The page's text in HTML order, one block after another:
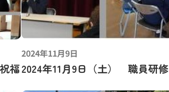
福
2024年11月9日
2024年11月9日（土） 職員研修